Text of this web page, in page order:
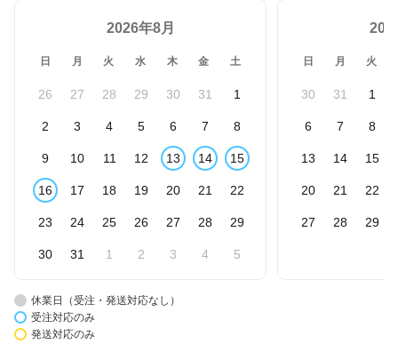
2026年8月
日 月 火 水 木 金 土
26 27 28 29 30 31 1
2 3 4 5 6 7 8
9 10 11 12 13 14 15
16 17 18 19 20 21 22
23 24 25 26 27 28 29
30 31 1 2 3 4 5
日 月 火
30 31 1
6 7 8
13 14 15
20 21 22
27 28 29
休業日（受注・発送対応なし）
受注対応のみ
発送対応のみ